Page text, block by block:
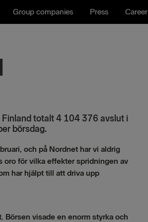
Group companies Press Career
Finland totalt 4 104 376 avslut i
börsdag.
och på Nordnet har vi aldrig
oro för vilka effekter spridningen av
har hjälpt till att driva upp
visade en enorm styrka och